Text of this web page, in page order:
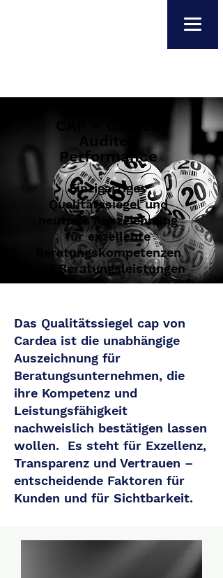
Audited
Performance
Einzigartiges
Qualitätssiegel und
neutrale Auszeichnung
für exzellente
Beratungskompetenzen
und Beratungsleistungen
​Das Qualitätssiegel cap von
Cardea ist die unabhängige
Auszeichnung für
Beratungsunternehmen, die
ihre Kompetenz und
Leistungsfähigkeit
nachweislich bestätigen lassen
wollen. Es steht für Exzellenz,
Transparenz und Vertrauen –
entscheidende Faktoren für
Kunden und für Sichtbarkeit.